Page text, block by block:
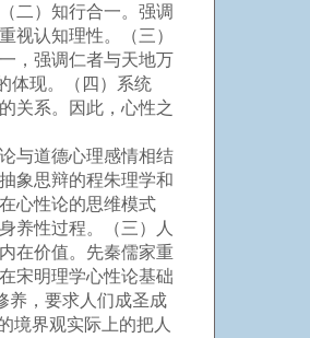
二）知行合一。强调
视认知理性。（三）
，强调仁者与天地万
体现。（四）系统
关系。因此，心性之
与道德心理感情相结
象思辩的程朱理学和
心性论的思维模式
养性过程。（三）人
在价值。先秦儒家重
宋明理学心性论基础
养，要求人们成圣成
境界观实际上的把人